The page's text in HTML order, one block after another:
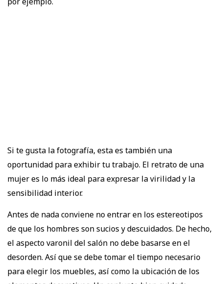
Si te gusta la fotografía, esta es también una
oportunidad para exhibir tu trabajo. El retrato de una
mujer es lo más ideal para expresar la virilidad y la
sensibilidad interior.
Antes de nada conviene no entrar en los estereotipos
de que los hombres son sucios y descuidados. De hecho,
el aspecto varonil del salón no debe basarse en el
desorden. Así que se debe tomar el tiempo necesario
para elegir los muebles, así como la ubicación de los